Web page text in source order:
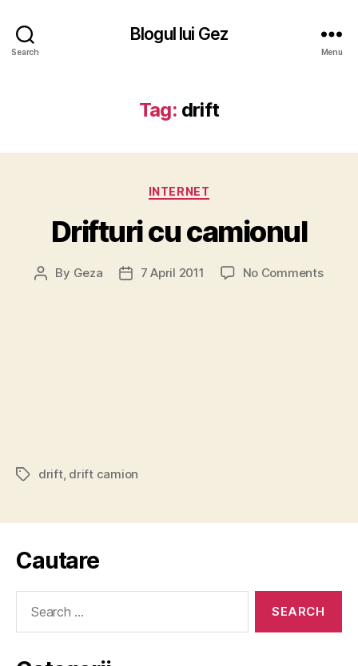
Search
Blogul lui Gez
Menu
Tag: drift
Categories
INTERNET
Drifturi cu camionul
Post
By Geza
Post7 April 2011 No Commentson
Tagsdrift, drift camion
Cautare